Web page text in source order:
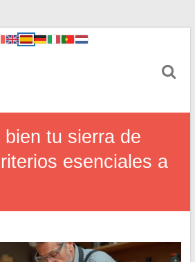
tu sierra de
esenciales a